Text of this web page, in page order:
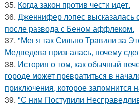
35. Когда закон против чести идет.
36. Дженнифер лопес высказалась
после развода с Беном аффлеком.
37. "Меня так Сильно Травили за
Медведева призналась, почему
38. История о том, как обычный
городе может превратиться в
приключения, которое запомнится
39. "С ним Поступили